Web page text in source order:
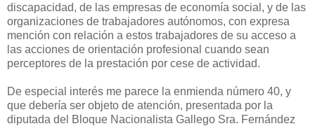
discapacidad, de las empresas de economía social, y de las
organizaciones de trabajadores autónomos, con expresa
mención con relación a estos trabajadores de su acceso a
las acciones de orientación profesional cuando sean
perceptores de la prestación por cese de actividad.
De especial interés me parece la enmienda número 40, y
que debería ser objeto de atención, presentada por la
diputada del Bloque Nacionalista Gallego Sra. Fernández